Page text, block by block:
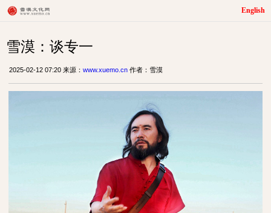
English
雪漠：谈专一
2025-02-12 07:20 来源： www.xuemo.cn 作者：雪漠